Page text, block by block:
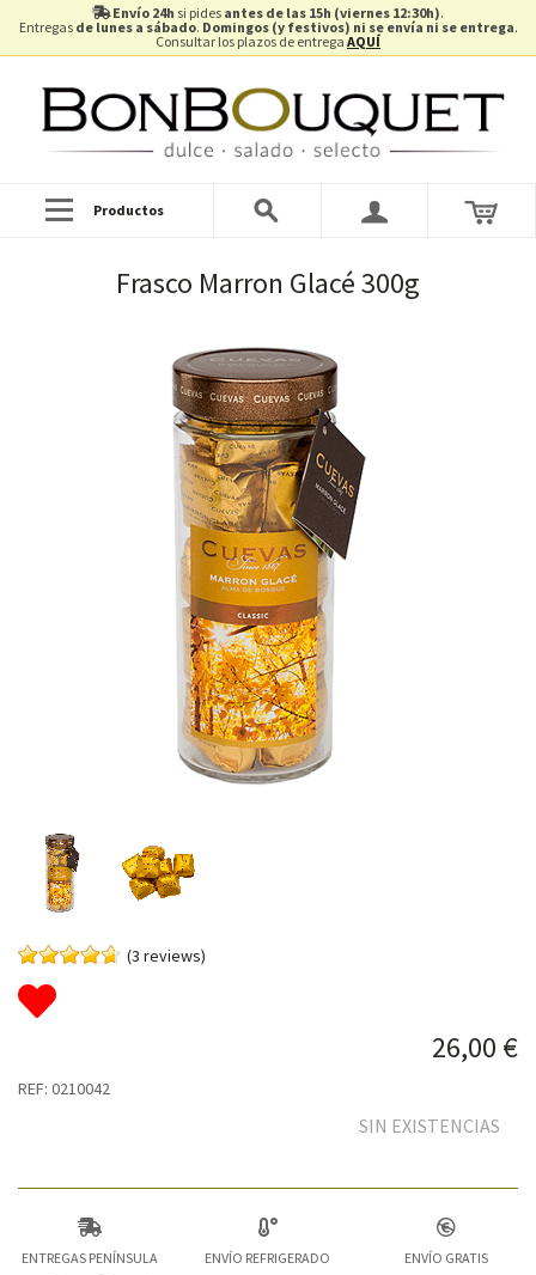
Envío 24h si pides antes de las 15h (viernes 12:30h).
Entregas de lunes a sábado. Domingos (y festivos) ni se envía ni se entrega.
Consultar los plazos de entrega AQUÍ
Productos
Frasco Marron Glacé 300g
(3 reviews)
26,00 €
REF: 0210042
SIN EXISTENCIAS
ENTREGAS PENÍNSULA
ENVÍO REFRIGERADO
ENVÍO GRATIS